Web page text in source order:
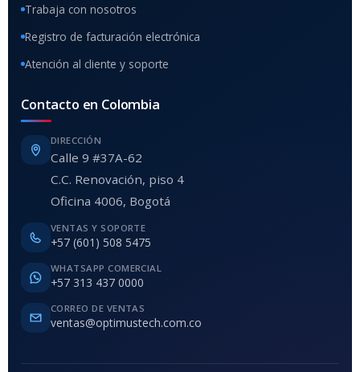
Trabaja con nosotros
Registro de facturación electrónica
Atención al cliente y soporte
Contacto en Colombia
DIRECCIÓN
Calle 9 #37A-62
C.C. Renovación, piso 4
Oficina 4006, Bogotá
VENTAS Y SOPORTE
+57 (601) 508 5475
WHATSAPP COMERCIAL
+57 313 437 0000
CORREO DE VENTAS
ventas@optimustech.com.co